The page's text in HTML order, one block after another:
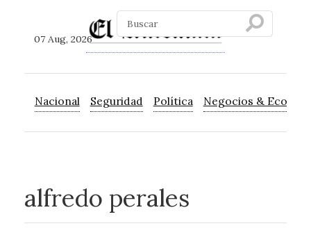
07 Aug, 2026
Nacional Seguridad Política Negocios &
alfredo perales